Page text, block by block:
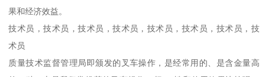
果和经济效益。
技术员，技术员，技术员，技术员，技术员，技术员，技术员，技
术员
质量技术监督管理局即颁发的叉车操作，是经常用的、是含金量高